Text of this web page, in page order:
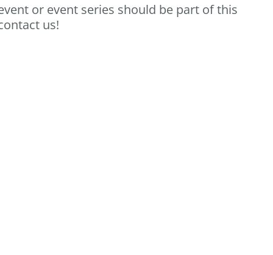
or event series should be part of this
us!